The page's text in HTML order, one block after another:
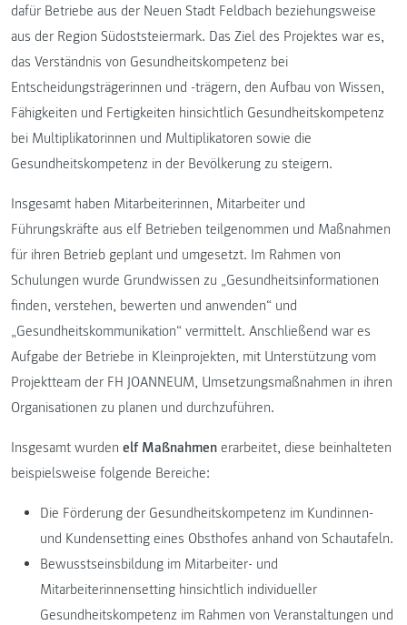
dafür Betriebe aus der Neuen Stadt Feldbach beziehungsweise
aus der Region Südoststeiermark. Das Ziel des Projektes war es,
das Verständnis von Gesundheitskompetenz bei
Entscheidungsträgerinnen und -trägern, den Aufbau von Wissen,
Fähigkeiten und Fertigkeiten hinsichtlich Gesundheitskompetenz
bei Multiplikatorinnen und Multiplikatoren sowie die
Gesundheitskompetenz in der Bevölkerung zu steigern.
Insgesamt haben Mitarbeiterinnen, Mitarbeiter und
Führungskräfte aus elf Betrieben teilgenommen und Maßnahmen
für ihren Betrieb geplant und umgesetzt. Im Rahmen von
Schulungen wurde Grundwissen zu „Gesundheitsinformationen
finden, verstehen, bewerten und anwenden“ und
„Gesundheitskommunikation“ vermittelt. Anschließend war es
Aufgabe der Betriebe in Kleinprojekten, mit Unterstützung vom
Projektteam der FH JOANNEUM, Umsetzungsmaßnahmen in ihren
Organisationen zu planen und durchzuführen.
Insgesamt wurden elf Maßnahmen erarbeitet, diese beinhalteten
beispielsweise folgende Bereiche:
Die Förderung der Gesundheitskompetenz im Kundinnen-
und Kundensetting eines Obsthofes anhand von Schautafeln.
Bewusstseinsbildung im Mitarbeiter- und
Mitarbeiterinnensetting hinsichtlich individueller
Gesundheitskompetenz im Rahmen von Veranstaltungen und